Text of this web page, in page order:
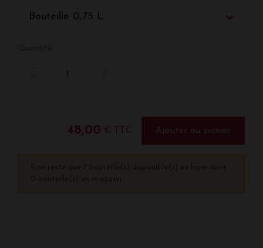
Bouteille 0,75 L
48,00 € TTC Ajouter au panier